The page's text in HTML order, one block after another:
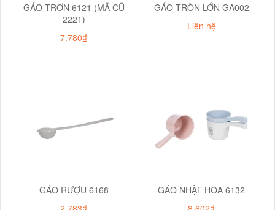
GÁO TRƠN 6121 (MÃ CŨ
2221)
7.780₫
GÁO TRÒN LỚN GA002
Liên hệ
GÁO RƯỢU 6168
GÁO NHẬT HOA 6132